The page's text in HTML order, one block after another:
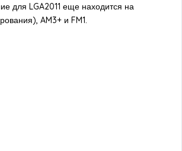
для LGA2011 еще находится на
AM3+ и FM1.